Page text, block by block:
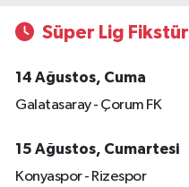
Süper Lig Fikstür
14 Ağustos, Cuma
Galatasaray - Çorum FK
15 Ağustos, Cumartesi
Konyaspor - Rizespor